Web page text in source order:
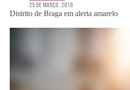
Distrito de Braga em alerta amarelo
25 de Março, 2016